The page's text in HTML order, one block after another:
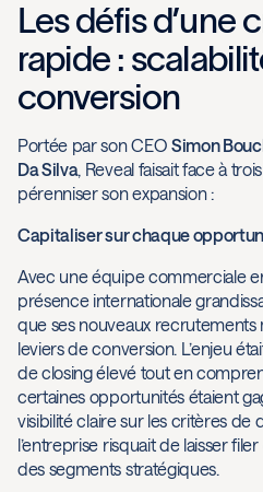
Les défis d’une
rapide :
conversion
Portée par son CEO Simon
Da Silva, Reveal faisait face à
pérenniser son expansion :
Capitaliser sur chaque
Avec une équipe commerciale
présence internationale
que ses nouveaux
leviers de conversion. L’enjeu
de closing élevé tout en
certaines opportunités étaient
visibilité claire sur les critères de
l’entreprise risquait de laisser
des segments stratégiques.